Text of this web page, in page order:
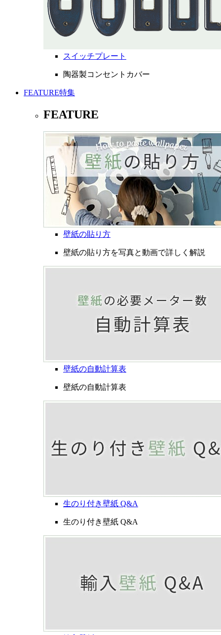
スイッチプレート
陶器製コンセントカバー
FEATURE特集
FEATURE
壁紙の貼り方
壁紙の貼り方を写真と動画で詳しく解説
壁紙の自動計算表
壁紙の自動計算表
生のり付き壁紙 Q&A
生のり付き壁紙 Q&A